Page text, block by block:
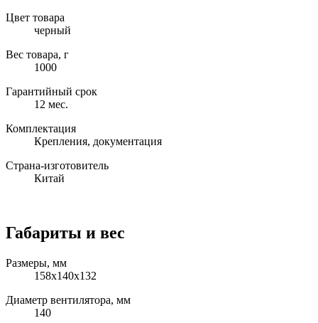
Цвет товара
черный
Вес товара, г
1000
Гарантийный срок
12 мес.
Комплектация
Крепления, документация
Страна-изготовитель
Китай
Габариты и вес
Размеры, мм
158x140x132
Диаметр вентилятора, мм
140